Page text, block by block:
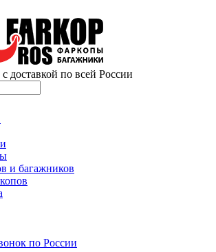
доставкой по всей России
и багажников
по России